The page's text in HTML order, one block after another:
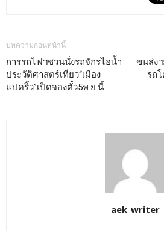
บทความก่อนหน้านี้
การรถไฟฯชวนนั่งรถจักรไอน้ำ
ประวัติศาสตร์เที่ยว“เมือง
แปดริ้ว”เปิดจองตั๋ว5พ.ย.นี้
ขนส่ง
รถ
aek_writer